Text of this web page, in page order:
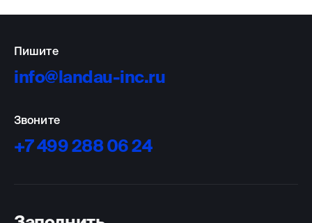
Пишите
info@landau-inc.ru
Звоните
+7 499 288 06 24